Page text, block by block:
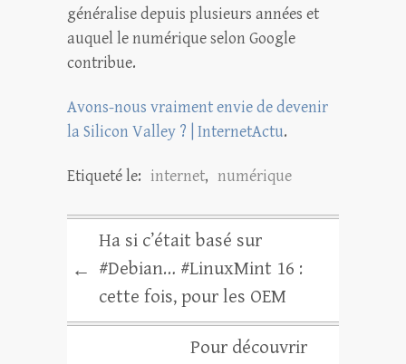
généralise depuis plusieurs années et
auquel le numérique selon Google
contribue.
Avons-nous vraiment envie de devenir
la Silicon Valley ? | InternetActu.
Etiqueté le: internet, numérique
←
Ha si c’était basé sur
#Debian… #LinuxMint 16 :
cette fois, pour les OEM
Pour découvrir